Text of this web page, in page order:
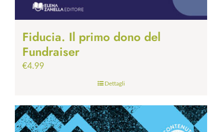
Fiducia. Il primo dono del
Fundraiser
€4.99
Dettagli